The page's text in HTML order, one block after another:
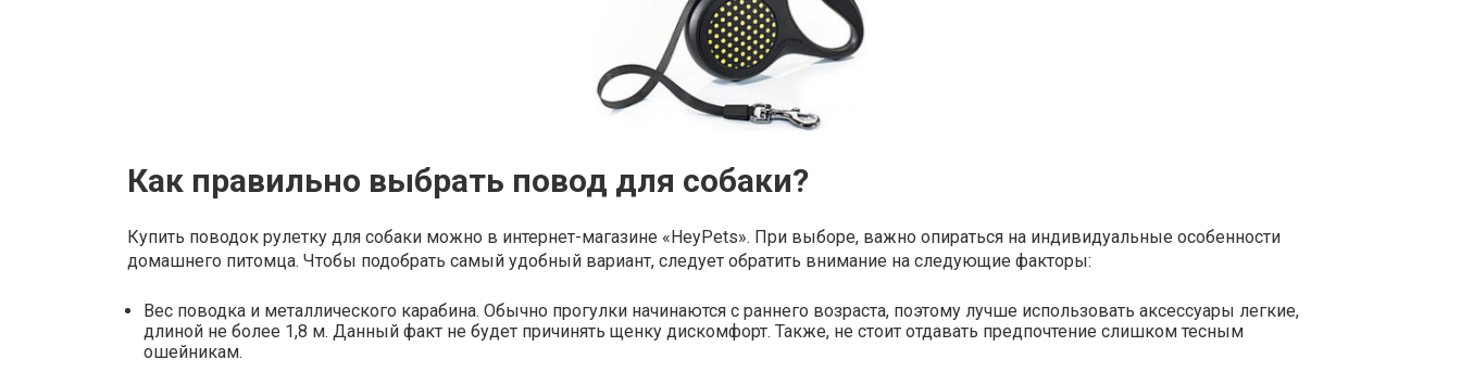
Как правильно выбрать повод для собаки?
Купить поводок рулетку для собаки можно в интернет-магазине «HeyPets». При выборе, важно опираться на индивидуальные особенности
домашнего питомца. Чтобы подобрать самый удобный вариант, следует обратить внимание на следующие факторы:
Вес поводка и металлического карабина. Обычно прогулки начинаются с раннего возраста, поэтому лучше использовать аксессуары легкие,
длиной не более 1,8 м. Данный факт не будет причинять щенку дискомфорт. Также, не стоит отдавать предпочтение слишком тесным
ошейникам.